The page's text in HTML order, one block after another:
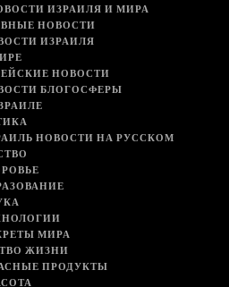
ИЗРАИЛЯ И МИРА
НОВОСТИ
ИЗРАИЛЯ
НОВОСТИ
БЛОГОСФЕРЫ
НОВОСТИ НА РУССКОМ
МИРА
ЖИЗНИ
ПРОДУКТЫ